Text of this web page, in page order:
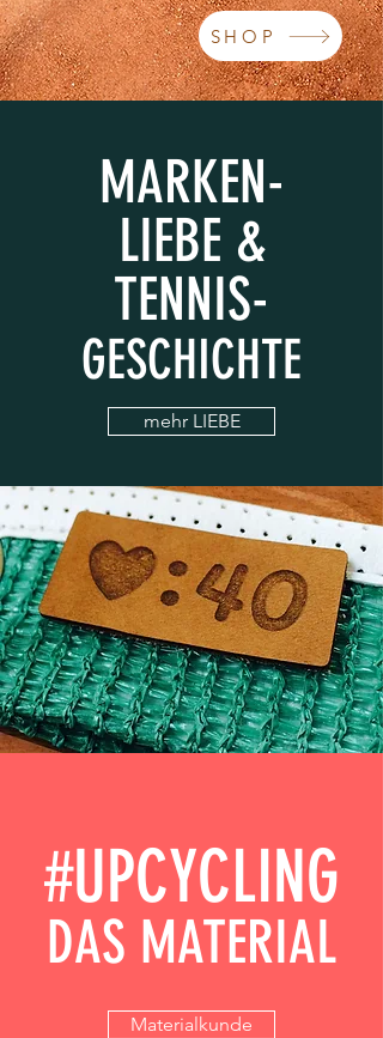
SHOP
MARKEN-
LIEBE &
TENNIS-
GESCHICHTE
mehr LIEBE
#UPCYCLING
DAS MATERIAL
Materialkunde